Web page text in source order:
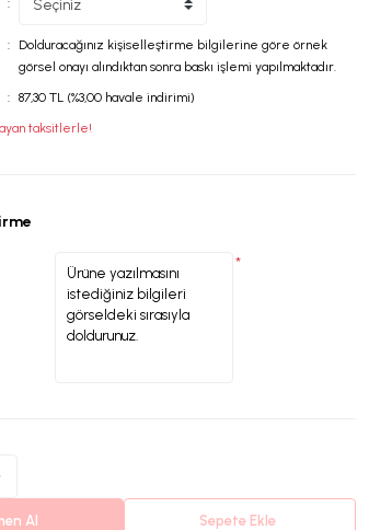
Dolduracağınız kişiselleştirme bilgilerine göre örnek
görsel onayı alındıktan sonra baskı işlemi yapılmaktadır.
87,30 TL (%3,00 havale indirimi)
taksitlerle!
*
Al Sepete Ekle